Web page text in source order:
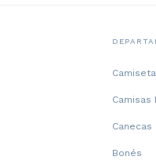
Camisas
Canecas
Bonés